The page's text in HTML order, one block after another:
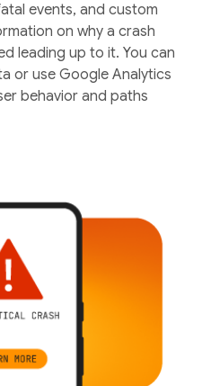
events, and custom
on why a crash
leading up to it. You can
or use Google Analytics
behavior and paths